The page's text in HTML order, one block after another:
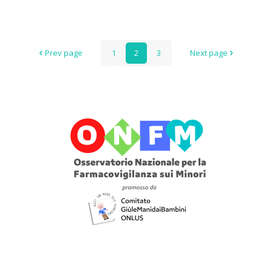
Prev page 1 2 3 Next page